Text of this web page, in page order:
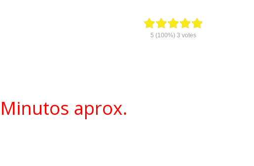
5 (100%) 3 votes
aprox.